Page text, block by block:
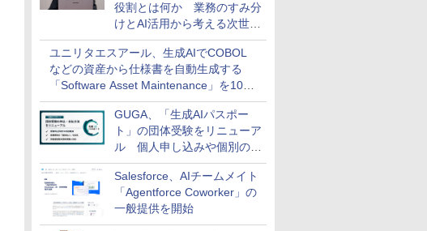
役割とは何か 業務のすみ分
けとAI活用から考える次世代
ファイナンス戦略
ユニリタエスアール、生成AIでCOBOL
などの資産から仕様書を自動生成する
「Software Asset Maintenance」を10月
に発売
GUGA、「生成AIパスポー
ト」の団体受験をリニューア
ル 個人申し込みや個別の支
払いなどに対応
Salesforce、AIチームメイト
「Agentforce Coworker」の
一般提供を開始